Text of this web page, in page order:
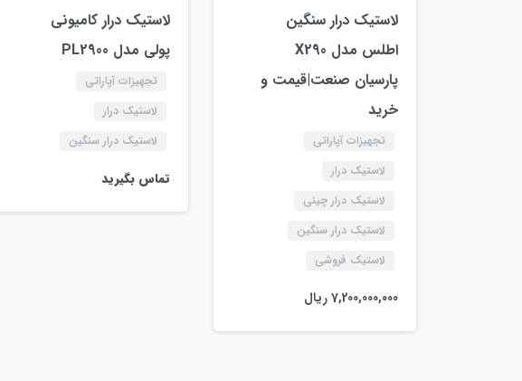
لاستیک درار سنگین
اطلس مدل X290
پارسیان صنعت|قیمت و
خرید
تجهیزات آپاراتی
لاستیک درار
لاستیک درار چینی
لاستیک درار سنگین
لاستیک فروشی
7,200,000,000ریال
لاستیک درار کامیونی
پولی مدل PL2900
تجهیزات آپاراتی
لاستیک درار
لاستیک درار سنگین
تماس بگیرید